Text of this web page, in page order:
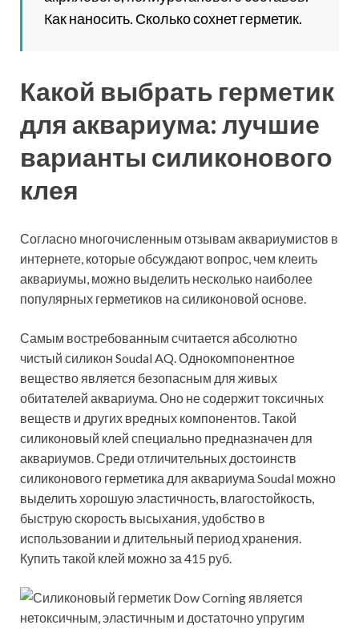
Как наносить. Сколько сохнет герметик.
Какой выбрать герметик
для аквариума: лучшие
варианты силиконового
клея
Согласно многочисленным отзывам аквариумистов в
интернете, которые обсуждают вопрос, чем клеить
аквариумы, можно выделить несколько наиболее
популярных герметиков на силиконовой основе.
Самым востребованным считается абсолютно
чистый силикон Soudal AQ. Однокомпонентное
вещество является безопасным для живых
обитателей аквариума. Оно не содержит токсичных
веществ и других вредных компонентов. Такой
силиконовый клей специально предназначен для
аквариумов. Среди отличительных достоинств
силиконового герметика для аквариума Soudal можно
выделить хорошую эластичность, влагостойкость,
быструю скорость высыхания, удобство в
использовании и длительный период хранения.
Купить такой клей можно за 415 руб.